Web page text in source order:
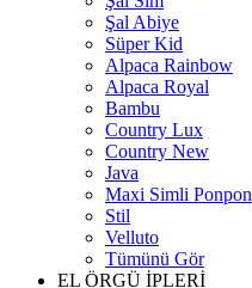
Şal Abiye
Süper Kid
Alpaca Rainbow
Alpaca Royal
Bambu
Country Lux
Country New
Java
Maxi Simli Ponpon
Stil
Velluto
Tümünü Gör
EL ÖRGÜ İPLERİ